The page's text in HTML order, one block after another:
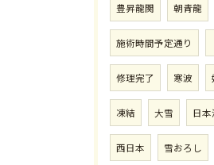
豊昇龍関 朝青龍
施術時間予定通り
修理完了 寒波
凍結 大雪 日本
西日本 雪おろし